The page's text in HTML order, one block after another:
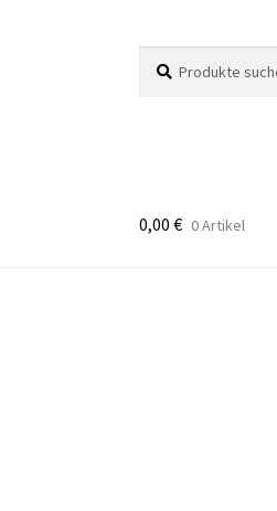
nach:
0,00 € 0 Artikel